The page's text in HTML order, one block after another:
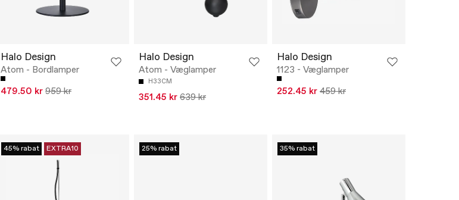
Halo Design
Atom - Bordlamper
479.50 kr 959 kr
Halo Design
Atom - Væglamper
H33CM
351.45 kr 639 kr
Halo Design
1123 - Væglamper
252.45 kr 459 kr
45% rabat EXTRA10 25% rabat 35% rabat